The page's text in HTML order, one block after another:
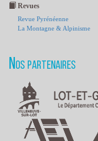
Revues
Revue Pyrénéenne
La Montagne & Alpinisme
Nos partenaires